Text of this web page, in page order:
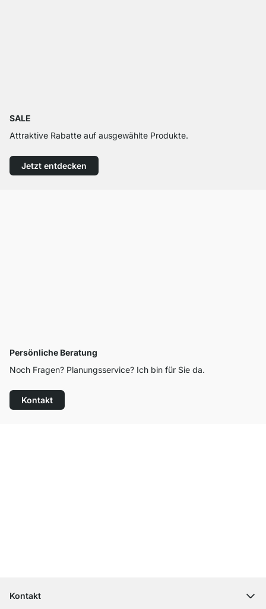
SALE
Attraktive Rabatte auf ausgewählte Produkte.
Jetzt entdecken
Persönliche Beratung
Noch Fragen? Planungsservice? Ich bin für Sie da.
Kontakt
Kontakt